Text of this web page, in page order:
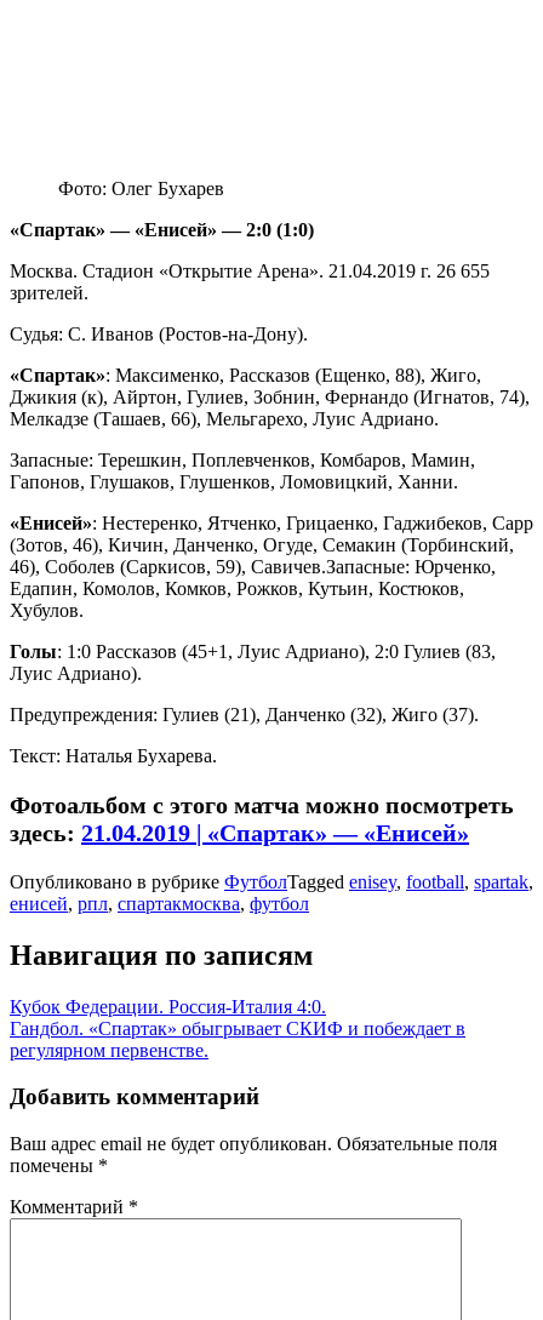
Фото: Олег Бухарев
«Спартак» — «Енисей» — 2:0 (1:0)
Москва. Стадион «Открытие Арена». 21.04.2019 г. 26 655
зрителей.
Судья: С. Иванов (Ростов-на-Дону).
«Спартак»: Максименко, Рассказов (Ещенко, 88), Жиго,
Джикия (к), Айртон, Гулиев, Зобнин, Фернандо (Игнатов, 74),
Мелкадзе (Ташаев, 66), Мельгарехо, Луис Адриано.
Запасные: Терешкин, Поплевченков, Комбаров, Мамин,
Гапонов, Глушаков, Глушенков, Ломовицкий, Ханни.
«Енисей»: Нестеренко, Ятченко, Грицаенко, Гаджибеков, Сарр
(Зотов, 46), Кичин, Данченко, Огуде, Семакин (Торбинский,
46), Соболев (Саркисов, 59), Савичев.Запасные: Юрченко,
Едапин, Комолов, Комков, Рожков, Кутьин, Костюков,
Хубулов.
Голы: 1:0 Рассказов (45+1, Луис Адриано), 2:0 Гулиев (83,
Луис Адриано).
Предупреждения: Гулиев (21), Данченко (32), Жиго (37).
Текст: Наталья Бухарева.
Фотоальбом с этого матча можно посмотреть
здесь: 21.04.2019 | «Спартак» — «Енисей»
Опубликовано в рубрике ФутболTagged enisey, football, spartak,
енисей, рпл, спартакмосква, футбол
Навигация по записям
Кубок Федерации. Россия-Италия 4:0.
Гандбол. «Спартак» обыгрывает СКИФ и побеждает в
регулярном первенстве.
Добавить комментарий
Ваш адрес email не будет опубликован. Обязательные поля
помечены *
Комментарий *